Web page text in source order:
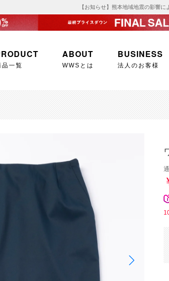
【お知らせ】熊本地域地震の影響に
品一覧
ABOUT
WWSとは
BUSINESS
法人のお客様